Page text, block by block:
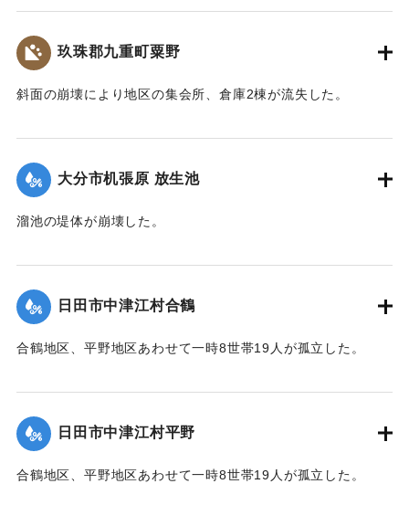
た。
｜固有コード:01215062
玖珠郡九重町粟野
斜面の崩壊により地区の集会所、倉庫2棟が流失した。
2020/7/6｜固有コード:01215063
大分市机張原 放生池
溜池の堤体が崩壊した。
2020/7/6｜固有コード:01215064
日田市中津江村合鶴
合鶴地区、平野地区あわせて一時8世帯19人が孤立した。
2020/7/6｜固有コード: 01215057
日田市中津江村平野
合鶴地区、平野地区あわせて一時8世帯19人が孤立した。